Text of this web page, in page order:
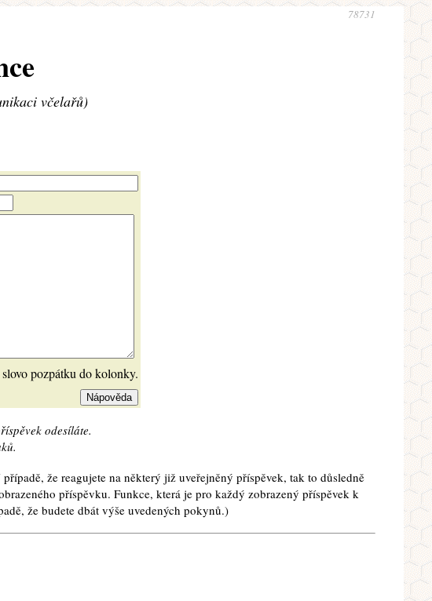
78731
včelařů)
pozpátku do kolonky.
odesíláte.
že reagujete na některý již uveřejněný příspěvek, tak to důsledně
příspěvku. Funkce, která je pro každý zobrazený příspěvek k
že budete dbát výše uvedených pokynů.)